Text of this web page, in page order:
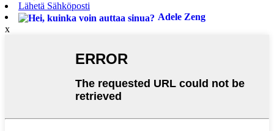
Lähetä Sähköposti
Adele Zeng
x